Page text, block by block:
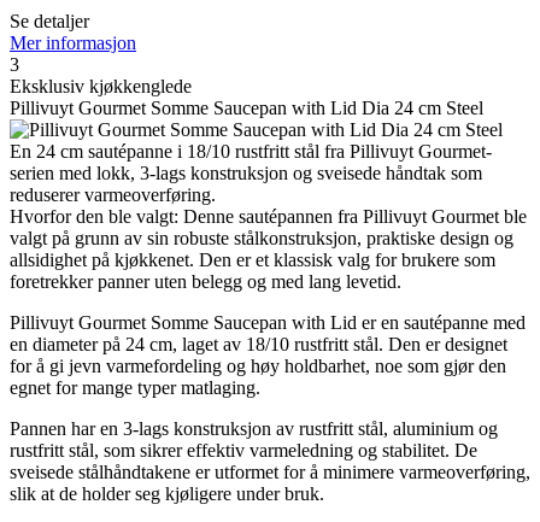
Se detaljer
Mer informasjon
3
Eksklusiv kjøkkenglede
Pillivuyt Gourmet Somme Saucepan with Lid Dia 24 cm Steel
En 24 cm sautépanne i 18/10 rustfritt stål fra Pillivuyt Gourmet-
serien med lokk, 3-lags konstruksjon og sveisede håndtak som
reduserer varmeoverføring.
Hvorfor den ble valgt: Denne sautépannen fra Pillivuyt Gourmet ble
valgt på grunn av sin robuste stålkonstruksjon, praktiske design og
allsidighet på kjøkkenet. Den er et klassisk valg for brukere som
foretrekker panner uten belegg og med lang levetid.
Pillivuyt Gourmet Somme Saucepan with Lid er en sautépanne med
en diameter på 24 cm, laget av 18/10 rustfritt stål. Den er designet
for å gi jevn varmefordeling og høy holdbarhet, noe som gjør den
egnet for mange typer matlaging.
Pannen har en 3-lags konstruksjon av rustfritt stål, aluminium og
rustfritt stål, som sikrer effektiv varmeledning og stabilitet. De
sveisede stålhåndtakene er utformet for å minimere varmeoverføring,
slik at de holder seg kjøligere under bruk.